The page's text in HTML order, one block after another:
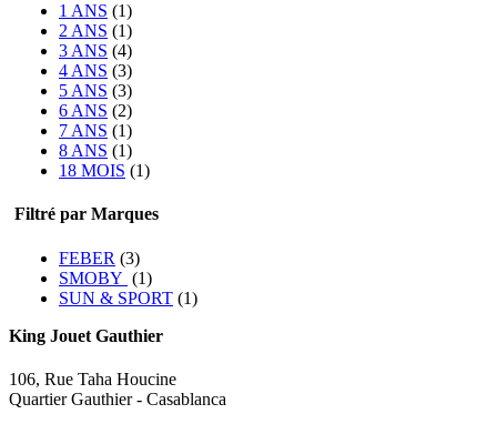
1 ANS (1)
2 ANS (1)
3 ANS (4)
4 ANS (3)
5 ANS (3)
6 ANS (2)
7 ANS (1)
8 ANS (1)
18 MOIS (1)
Filtré par Marques
FEBER (3)
SMOBY (1)
SUN & SPORT (1)
King Jouet Gauthier
106, Rue Taha Houcine
Quartier Gauthier - Casablanca